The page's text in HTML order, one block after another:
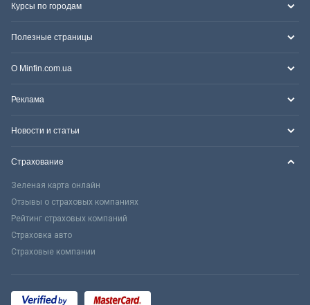
Курсы по городам
Полезные страницы
О Minfin.com.ua
Реклама
Новости и статьи
Страхование
Зеленая карта онлайн
Отзывы о страховых компаниях
Рейтинг страховых компаний
Страховка авто
Страховые компании